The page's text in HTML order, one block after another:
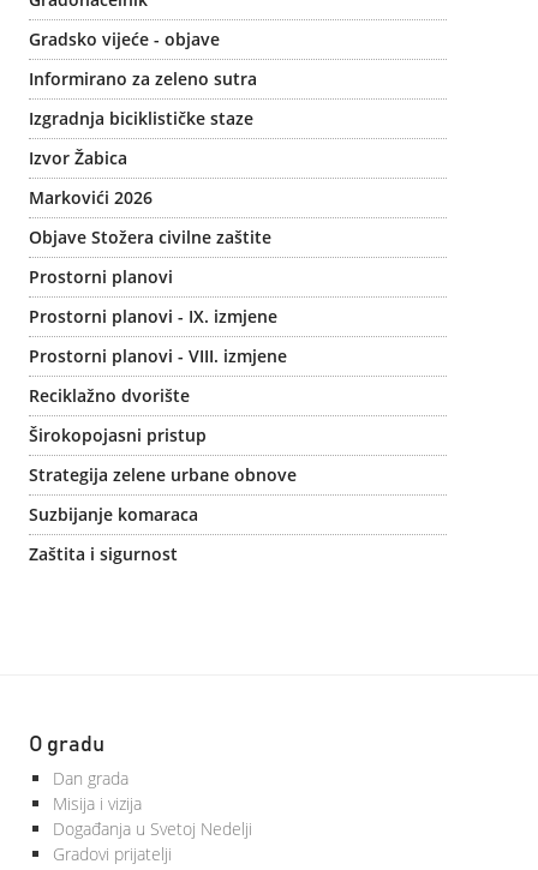
Gradsko vijeće - objave
Informirano za zeleno sutra
Izgradnja biciklističke staze
Izvor Žabica
Markovići 2026
Objave Stožera civilne zaštite
Prostorni planovi
Prostorni planovi - IX. izmjene
Prostorni planovi - VIII. izmjene
Reciklažno dvorište
Širokopojasni pristup
Strategija zelene urbane obnove
Suzbijanje komaraca
Zaštita i sigurnost
O gradu
Dan grada
Misija i vizija
Događanja u Svetoj Nedelji
Gradovi prijatelji